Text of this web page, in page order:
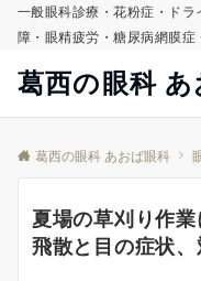
一般眼科診療・花粉症・ド
障・眼精疲労・糖尿病網膜
葛西の眼科
葛西の眼科 あおば眼科
夏場の草刈り作
飛散と目の症状